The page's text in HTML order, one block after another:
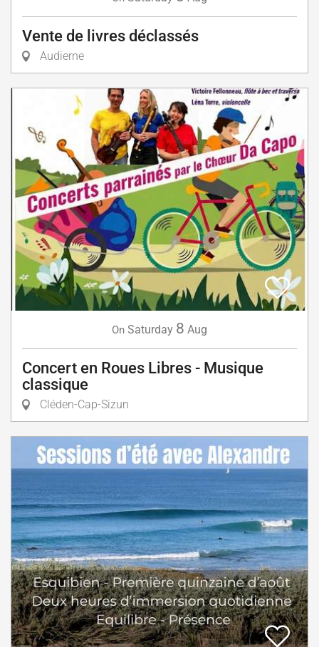
Vente de livres déclassés
Audierne
On Saturday 8 Aug
Concert en Roues Libres - Musique
classique
Cléden-Cap-Sizun